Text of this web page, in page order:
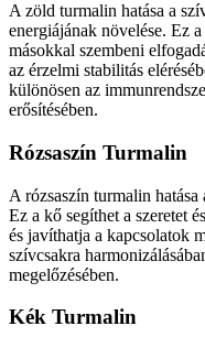
A zöld turmalin hatása a
energiájának növelése. Ez
másokkal szembeni
az érzelmi stabilitás
különösen az
erősítésében.
Rózsaszín Turmalin
A rózsaszín turmalin hatása
Ez a kő segíthet a szeretet
és javíthatja a kapcsolatok
szívcsakra
megelőzésében.
Kék Turmalin